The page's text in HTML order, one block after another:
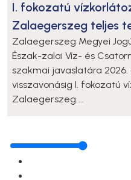
I. fokozatú
Zalaegerszeg teljes
Zalaegerszeg Megyei
Észak-zalai Víz- és
szakmai javaslatára 2026.
visszavonásig I. fokozatú
Zalaegerszeg ...